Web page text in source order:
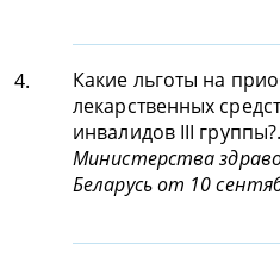
4.
Какие льготы на
лекарственных
инвалидов III
Министерства
Беларусь от 10